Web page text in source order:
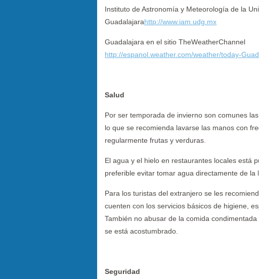
Instituto de Astronomía y Meteorología de la
Guadalajarahttp://www.iam.udg.mx
Guadalajara en el sitio TheWeatherChannel
http://espanol.weather.com/weather/today-
Salud
Por ser temporada de invierno son comunes
lo que se recomienda lavarse las manos con
regularmente frutas y verduras.
El agua y el hielo en restaurantes locales está
preferible evitar tomar agua directamente de la
Para los turistas del extranjero se les
cuenten con los servicios básicos de higiene,
También no abusar de la comida
se está acostumbrado.
Seguridad